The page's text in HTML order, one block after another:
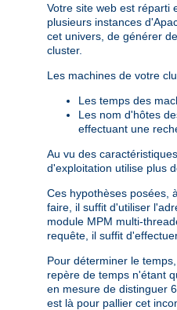
Votre site web est réparti
plusieurs instances
cet univers, de générer
cluster.
Les machines de votre
Les temps des
Les nom d'hôtes
effectuant une
Au vu des
d'exploitation utilise plus
Ces hypothèses posées,
faire, il suffit d'utiliser
module MPM multi-
requête, il suffit
Pour déterminer le
repère de temps n'étant
en mesure de distinguer
est là pour pallier cet